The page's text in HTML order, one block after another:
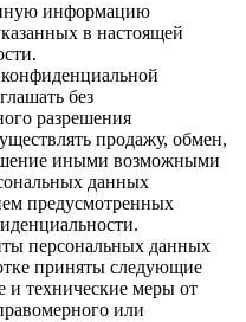
информацию
в настоящей
без
разрешения
продажу, обмен,
иными возможными
данных
предусмотренных
персональных данных
приняты следующие
и технические меры от
или